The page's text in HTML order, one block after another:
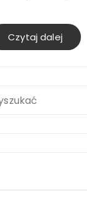
Czytaj dalej